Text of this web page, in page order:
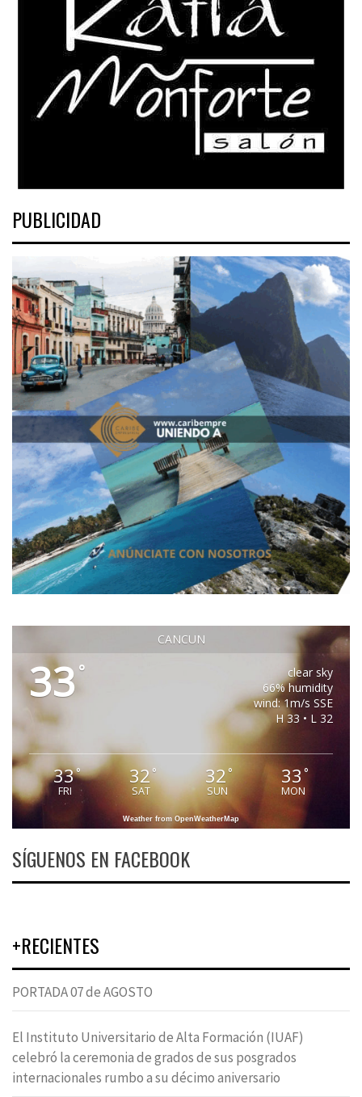
PUBLICIDAD
CANCUN
33°
clear sky
66% humidity
wind: 1m/s SSE
H 33 • L 32
33°
FRI
32°
SAT
32°
SUN
33°
MON
Weather from OpenWeatherMap
SÍGUENOS EN FACEBOOK
+RECIENTES
PORTADA 07 de AGOSTO
El Instituto Universitario de Alta Formación (IUAF)
celebró la ceremonia de grados de sus posgrados
internacionales rumbo a su décimo aniversario